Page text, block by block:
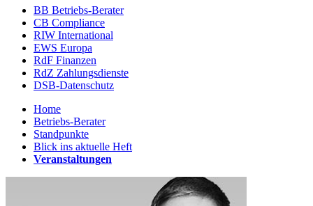
BB Betriebs-Berater
CB Compliance
RIW International
EWS Europa
RdF Finanzen
RdZ Zahlungsdienste
DSB-Datenschutz
Home
Betriebs-Berater
Standpunkte
Blick ins aktuelle Heft
Veranstaltungen